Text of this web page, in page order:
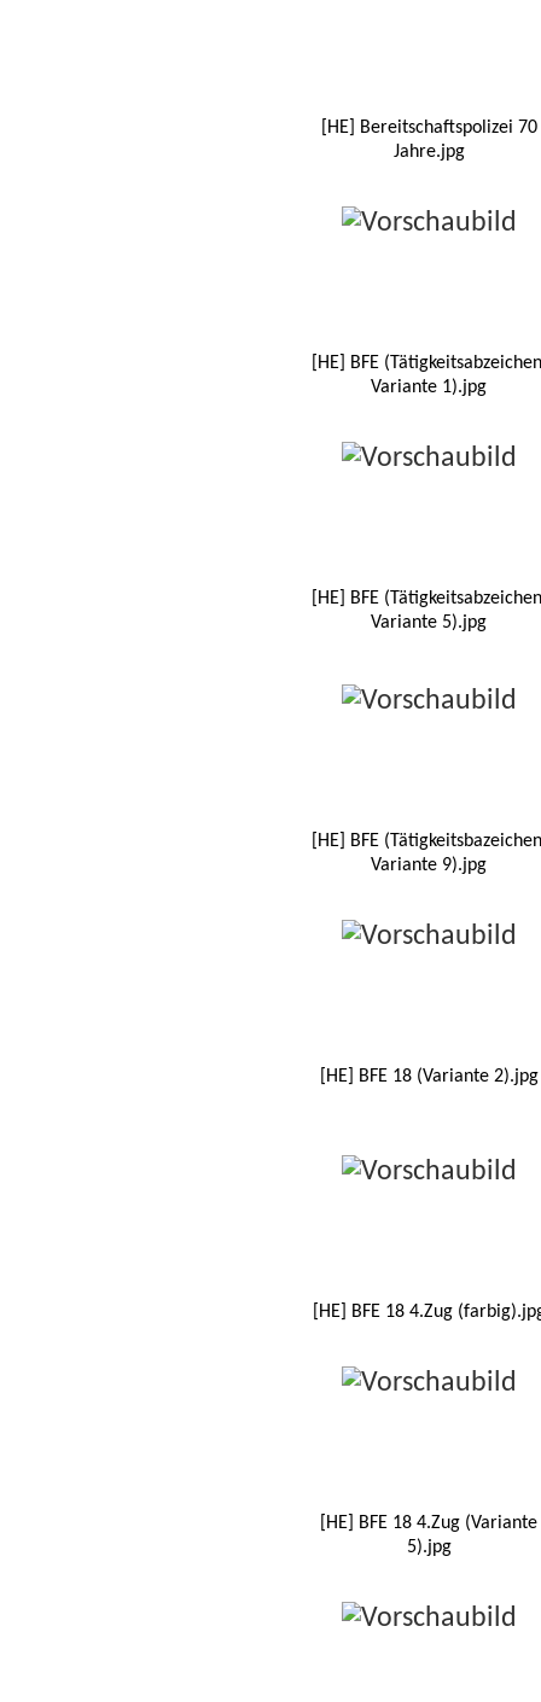
[HE] Bereitschaftspolizei 70
Jahre.jpg
[HE] BFE
Variante 1).jpg
[HE] BFE
Variante 5).jpg
[HE] BFE
Variante 9).jpg
[HE] BFE 18 (Variante 2).jpg
[HE] BFE 18 4.Zug
[HE] BFE 18 4.Zug (Variante
5).jpg